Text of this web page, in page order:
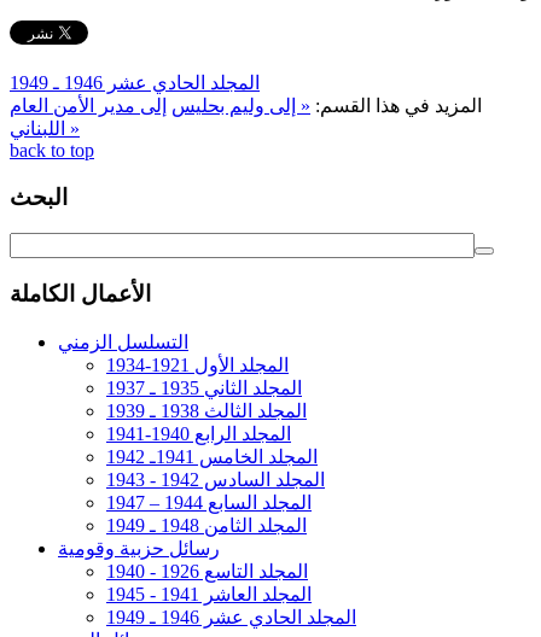
المجلد الحادي عشر 1946 ـ 1949
المزيد في هذا القسم: « إلى وليم بحليس إلى مدير الأمن العام
اللبناني »
back to top
البحث
الأعمال الكاملة
التسلسل الزمني
المجلد الأول 1921-1934
المجلد الثاني 1935 ـ 1937
المجلد الثالث 1938 ـ 1939
المجلد الرابع 1940-1941
المجلد الخامس 1941ـ 1942
المجلد السادس 1942 - 1943
المجلد السابع 1944 – 1947
المجلد الثامن 1948 ـ 1949
رسائل حزبية وقومية
المجلد التاسع 1926 - 1940
المجلد العاشر 1941 - 1945
المجلد الحادي عشر 1946 ـ 1949